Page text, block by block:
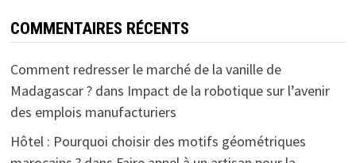
COMMENTAIRES RÉCENTS
Comment redresser le marché de la vanille de
Madagascar ?dans Impact de la robotique sur l’avenir
des emplois manufacturiers
Hôtel : Pourquoi choisir des motifs géométriques